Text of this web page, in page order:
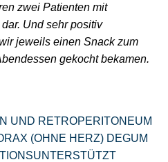
zwei Patienten mit
Und sehr positiv
jeweils einen Snack zum
gekocht bekamen.
UND RETROPERITONEUM
(OHNE HERZ) DEGUM